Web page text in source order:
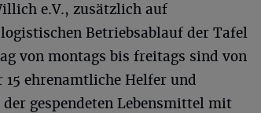
e.V., zusätzlich auf
Betriebsablauf der Tafel
von montags bis freitags sind von
15 ehrenamtliche Helfer und
gespendeten Lebensmittel mit